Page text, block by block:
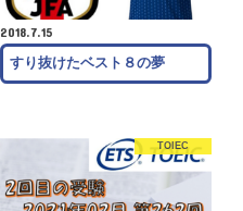
2018.7.15
すり抜けたベスト８の夢
TOIEC